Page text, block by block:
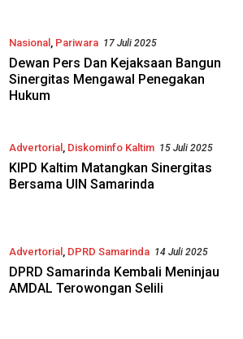
Nasional , Pariwara 17 Juli 2025
Dewan Pers Dan Kejaksaan Bangun
Sinergitas Mengawal Penegakan
Hukum
Advertorial, Diskominfo Kaltim 15 Juli 2025
KIPD Kaltim Matangkan Sinergitas
Bersama UIN Samarinda
Advertorial , DPRD Samarinda 14 Juli 2025
DPRD Samarinda Kembali Meninjau
AMDAL Terowongan Selili